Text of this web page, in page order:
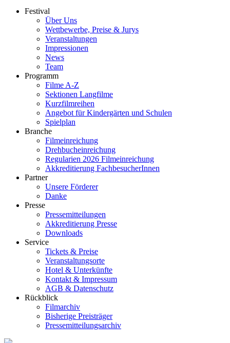
Festival
Über Uns
Wettbewerbe, Preise & Jurys
Veranstaltungen
Impressionen
News
Team
Programm
Filme A-Z
Sektionen Langfilme
Kurzfilmreihen
Angebot für Kindergärten und Schulen
Spielplan
Branche
Filmeinreichung
Drehbucheinreichung
Regularien 2026 Filmeinreichung
Akkreditierung FachbesucherInnen
Partner
Unsere Förderer
Danke
Presse
Pressemitteilungen
Akkreditierung Presse
Downloads
Service
Tickets & Preise
Veranstaltungsorte
Hotel & Unterkünfte
Kontakt & Impressum
AGB & Datenschutz
Rückblick
Filmarchiv
Bisherige Preisträger
Pressemitteilungsarchiv